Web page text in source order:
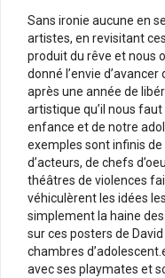
Sans ironie aucune en
artistes, en revisitant
produit du rêve et nous
donné l’envie
après une année de
artistique qu’il nous
enfance et de notre
exemples sont infinis
d’acteurs, de chefs
théâtres de violences
véhiculèrent les idées
simplement la haine
sur ces posters de
chambres
avec ses playmates et